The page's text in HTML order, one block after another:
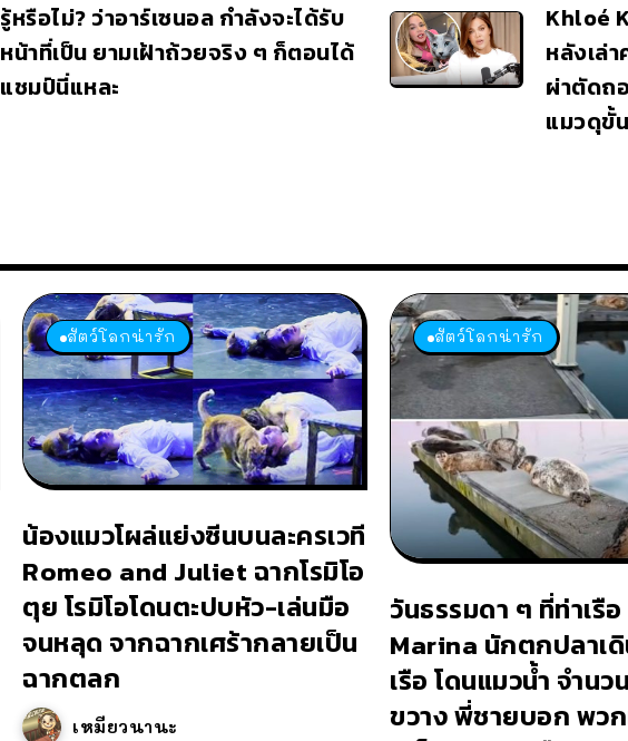
รู้หรือไม่? ว่าอาร์เซนอล กำลังจะได้รับ
หน้าที่เป็น ยามเฝ้าถ้วยจริง ๆ ก็ตอนได้
แชมป์นี่แหละ
Khloé
หลังเล่
ผ่าตัดถ
แมวดุขั้
สัตว์โลกน่ารัก
น้องแมวโผล่แย่งซีนบนละครเวที
Romeo and Juliet ฉากโรมิโอ
ตุย โรมิโอโดนตะปบหัว-เล่นมือ
จนหลุด จากฉากเศร้ากลายเป็น
ฉากตลก
เหมียวนานะ
สัตว์โลกน่ารัก
วันธรรมดา ๆ ที่ท่าเรื
Marina นักตกปลาเ
เรือ โดนแมวน้ำ จำน
ขวาง พี่ชายบอก พว